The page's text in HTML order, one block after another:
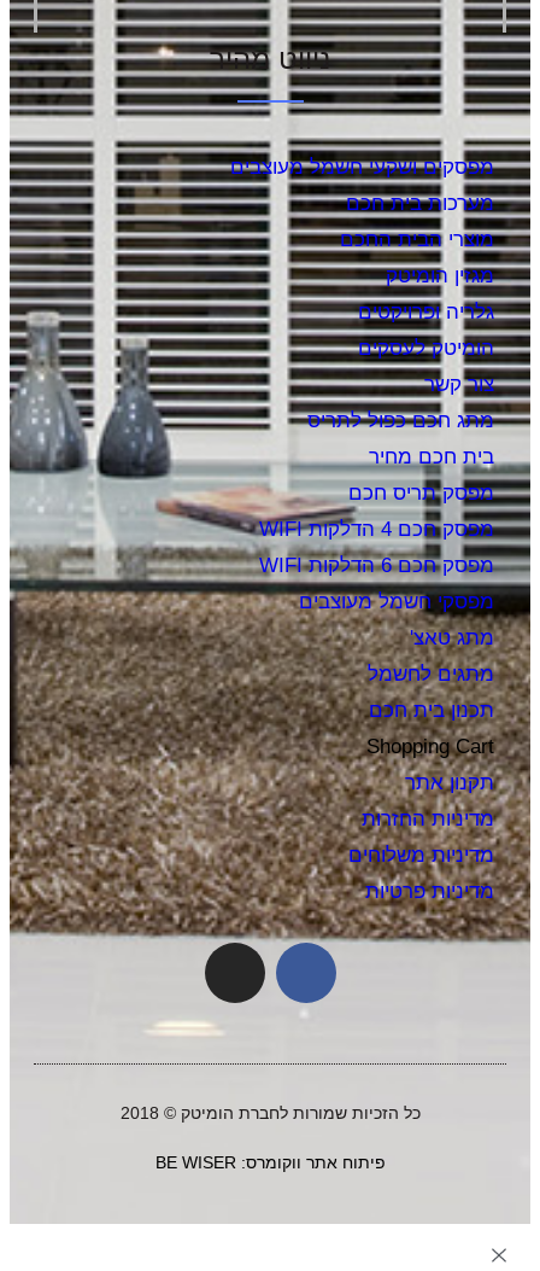
ניווט מהיר
מפסקים ושקעי חשמל מעוצבים
מערכות בית חכם
מוצרי הבית החכם
מגזין הומיטק
גלריה ופרויקטים
הומיטק לעסקים
צור קשר
מתג חכם כפול לתריס
בית חכם מחיר
מפסק תריס חכם
מפסק חכם 4 הדלקות WIFI
מפסק חכם 6 הדלקות WIFI
מפסקי חשמל מעוצבים
מתג טאצ'
מתגים לחשמל
תכנון בית חכם
Shopping Cart
תקנון אתר
מדיניות החזרות
מדיניות משלוחים
מדיניות פרטיות
כל הזכיות שמורות לחברת הומיטק © 2018
פיתוח אתר ווקומרס: BE WISER